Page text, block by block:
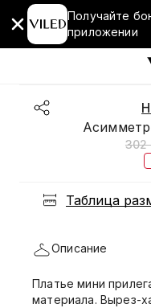
Получайте
приложении
302
Таблица
Описание
Платье мини
материала. Вырез-